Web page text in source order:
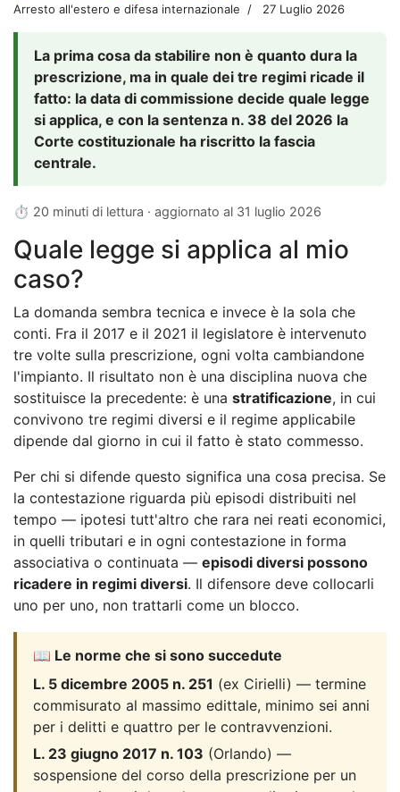
Arresto all'estero e difesa internazionale 27 Luglio 2026
La prima cosa da stabilire non è quanto dura la
prescrizione, ma in quale dei tre regimi ricade il
fatto: la data di commissione decide quale legge
si applica, e con la sentenza n. 38 del 2026 la
Corte costituzionale ha riscritto la fascia
centrale.
⏱ 20 minuti di lettura · aggiornato al 31 luglio 2026
Quale legge si applica al mio
caso?
La domanda sembra tecnica e invece è la sola che
conti. Fra il 2017 e il 2021 il legislatore è intervenuto
tre volte sulla prescrizione, ogni volta cambiandone
l'impianto. Il risultato non è una disciplina nuova che
sostituisce la precedente: è una stratificazione, in cui
convivono tre regimi diversi e il regime applicabile
dipende dal giorno in cui il fatto è stato commesso.
Per chi si difende questo significa una cosa precisa. Se
la contestazione riguarda più episodi distribuiti nel
tempo — ipotesi tutt'altro che rara nei reati economici,
in quelli tributari e in ogni contestazione in forma
associativa o continuata — episodi diversi possono
ricadere in regimi diversi. Il difensore deve collocarli
uno per uno, non trattarli come un blocco.
📖 Le norme che si sono succedute
L. 5 dicembre 2005 n. 251 (ex Cirielli) — termine
commisurato al massimo edittale, minimo sei anni
per i delitti e quattro per le contravvenzioni.
L. 23 giugno 2017 n. 103 (Orlando) —
sospensione del corso della prescrizione per un